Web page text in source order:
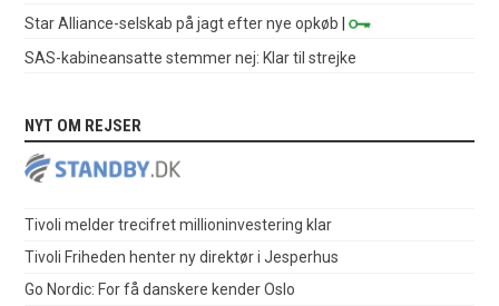
Star Alliance-selskab på jagt efter nye opkøb |
SAS-kabineansatte stemmer nej: Klar til strejke
NYT OM REJSER
Tivoli melder trecifret millioninvestering klar
Tivoli Friheden henter ny direktør i Jesperhus
Go Nordic: For få danskere kender Oslo